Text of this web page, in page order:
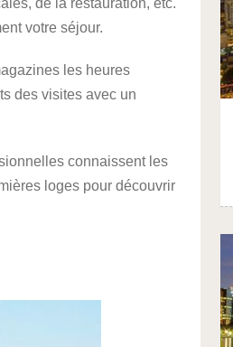
de la restauration, etc.
votre séjour.
les heures
des visites avec un
connaissent les
loges pour découvrir